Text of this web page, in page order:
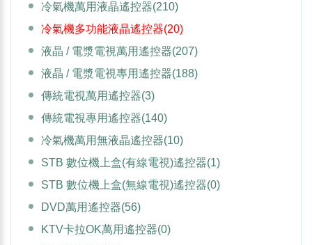
冷氣機萬用液晶遙控器(210)
冷氣機多功能液晶遙控器(20)
液晶 / 電漿電視萬用遙控器(207)
液晶 / 電漿電視專用遙控器(188)
傳統電視萬用遙控器(3)
傳統電視專用遙控器(140)
冷氣機萬用無液晶遙控器(10)
STB 數位機上盒(有線電視)遙控器(1)
STB 數位機上盒(無線電視)遙控器(0)
DVD萬用遙控器(56)
KTV卡拉OK萬用遙控器(0)